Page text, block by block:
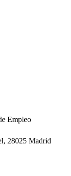
Empleo
28025 Madrid